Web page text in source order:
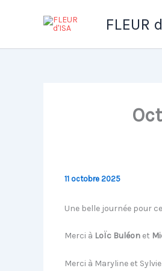
FLEUR
11 octobre 2025
Une belle journée pour
Merci à LoÏc Buléon et
Merci à Maryline et